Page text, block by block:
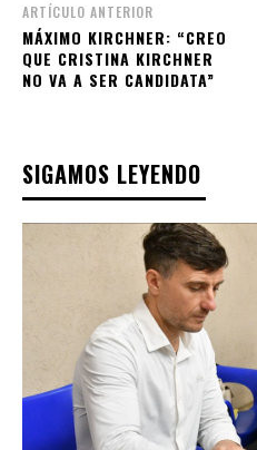
ARTÍCULO ANTERIOR
MÁXIMO KIRCHNER: “CREO
QUE CRISTINA KIRCHNER
NO VA A SER CANDIDATA”
SIGAMOS LEYENDO